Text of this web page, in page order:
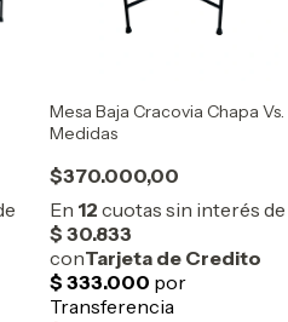
Mesa Baja Cracovia Chapa Vs.
Medidas
$370.000,00